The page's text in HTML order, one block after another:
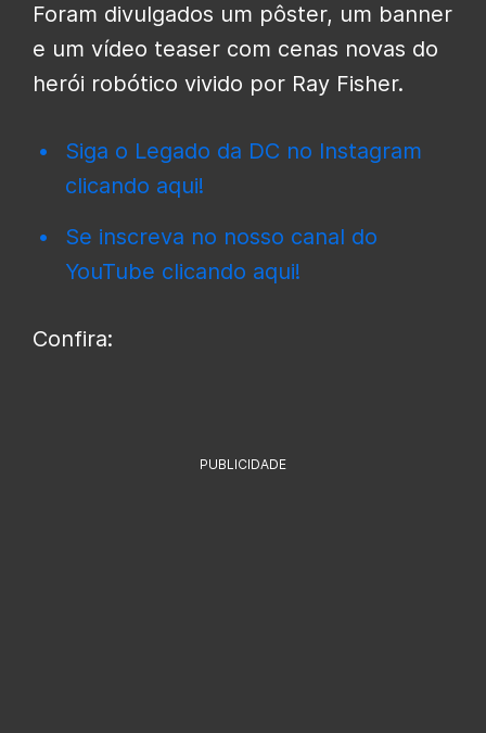
Foram divulgados um pôster, um banner
e um vídeo teaser com cenas novas do
herói robótico vivido por Ray Fisher.
Siga o Legado da DC no Instagram
clicando aqui!
Se inscreva no nosso canal do
YouTube clicando aqui!
Confira:
PUBLICIDADE